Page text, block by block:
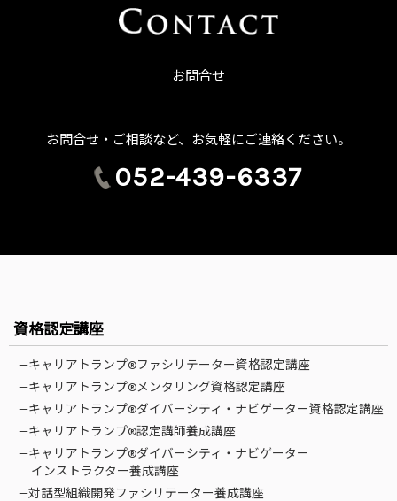
お問合せ
お問合せ・ご相談など、お気軽にご連絡ください。
052-439-6337
資格認定講座
—キャリアトランプ®ファシリテーター資格認定講座
—キャリアトランプ®メンタリング資格認定講座
—キャリアトランプ®ダイバーシティ・ナビゲーター資格認定講座
—キャリアトランプ®認定講師養成講座
—キャリアトランプ®ダイバーシティ・ナビゲーター
インストラクター養成講座
—対話型組織開発ファシリテーター養成講座